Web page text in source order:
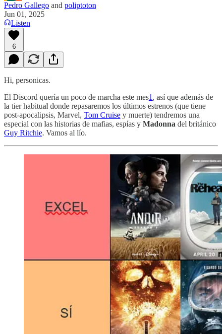
Pedro Gallego and poliptoton
Jun 01, 2025
Listen
6
Hi, personicas.
El Discord quería un poco de marcha este mes1 , así que además de
la tier habitual donde repasaremos los últimos estrenos (que tiene
post-apocalipsis, Marvel, Tom Cruise y muerte) tendremos una
especial con las historias de mafias, espías y Madonna del británico
Guy Ritchie. Vamos al lío.